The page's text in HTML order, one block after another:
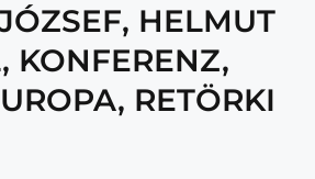
, HELMUT
, KONFERENZ,
, RETÖRKI